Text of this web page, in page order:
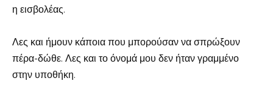
η εισβολέας.
Λες και ήμουν κάποια που μπορούσαν να σπρώξουν
πέρα-δώθε. Λες και το όνομά μου δεν ήταν γραμμένο
στην υποθήκη.